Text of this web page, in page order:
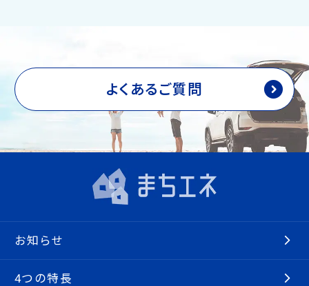
よくあるご質問
お知らせ
4つの特長